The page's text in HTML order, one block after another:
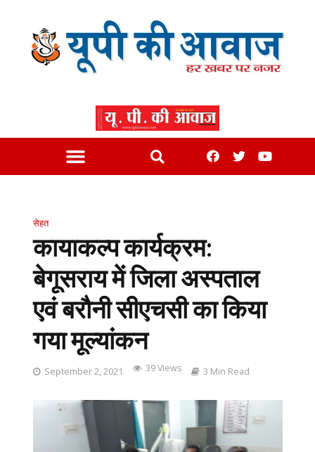
सेहत
कायाकल्प कार्यक्रम:
बेगूसराय में जिला अस्पताल
एवं बरौनी सीएचसी का किया
गया मूल्यांकन
September 2, 2021 39 Views 3 Min Read